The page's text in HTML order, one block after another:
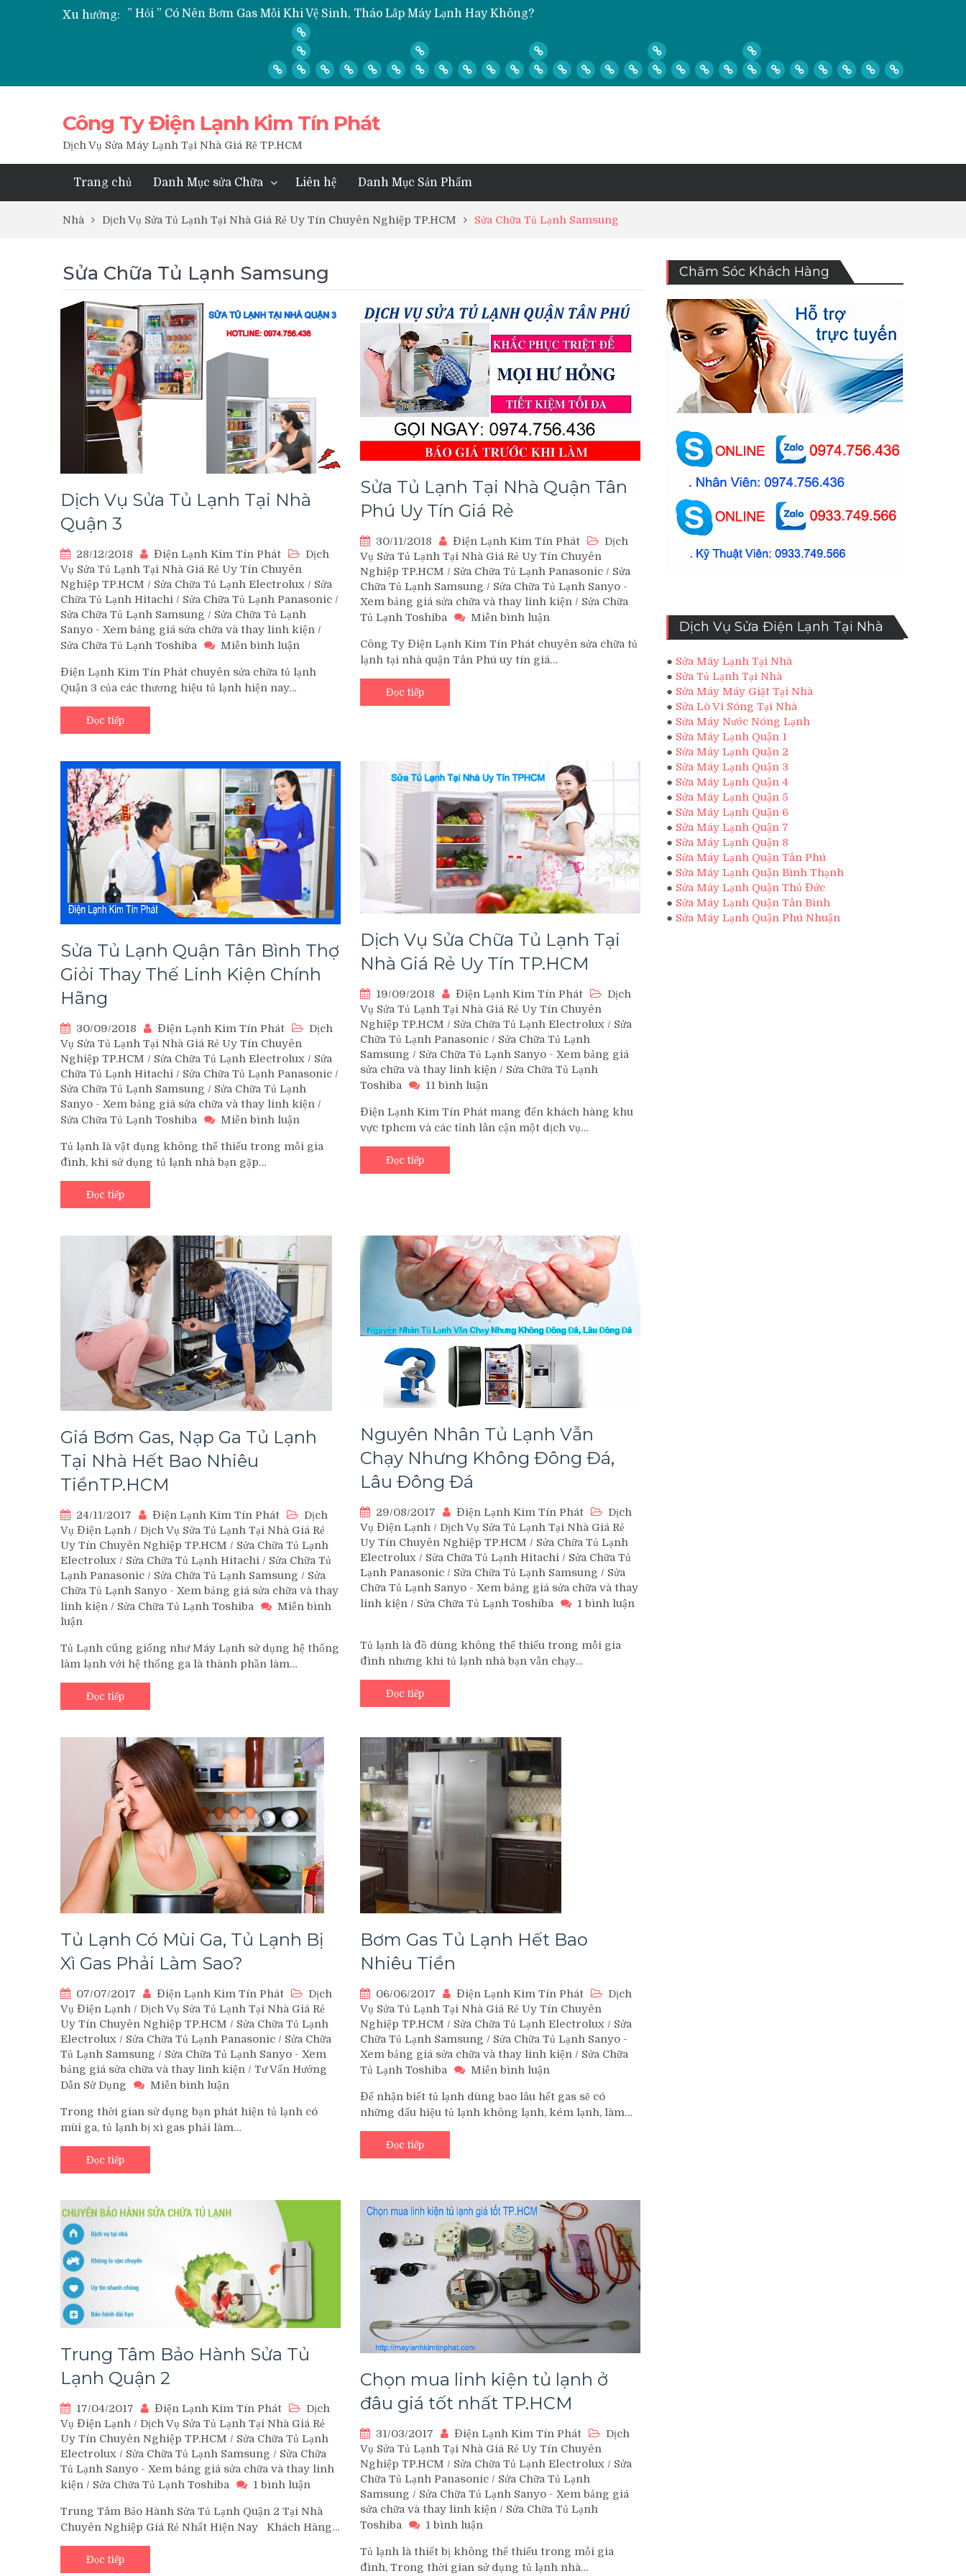
Xu hướng:
Nạp Gas, Thay Gas, Bơm Gas Máy Lạnh Quận Thủ Đức
Dịch Vụ Sửa Tủ Lạnh Tại Nhà Quận 3
Công Ty Điện Lạnh Kim Tín Phát
Dịch Vụ Sửa Máy Lạnh Tại Nhà Giá Rẽ TP.HCM
Trang chủ Danh Mục sửa Chữa Liên hệ Danh Mục Sản Phẩm
Nhà Dịch Vụ Sửa Tủ Lạnh Tại Nhà Giá Rẻ Uy Tín Chuyên Nghiệp TP.HCM Sửa Chữa Tủ Lạnh Samsung
Sửa Chữa Tủ Lạnh Samsung
Dịch Vụ Sửa Tủ Lạnh Tại Nhà
Quận 3
28/12/2018 Điện Lạnh Kim Tín Phát
Dịch
Vụ Sửa Tủ Lạnh Tại Nhà Giá Rẻ Uy Tín Chuyên
Nghiệp TP.HCM / Sửa Chữa Tủ Lạnh Electrolux / Sửa
Chữa Tủ Lạnh Hitachi / Sửa Chữa Tủ Lạnh Panasonic /
Sửa Chữa Tủ Lạnh Samsung / Sửa Chữa Tủ Lạnh
Sanyo - Xem bảng giá sửa chữa và thay linh kiện /
Sửa Chữa Tủ Lạnh Toshiba
Miễn bình luận
Vụ
Quận
3
Điện Lạnh Kim Tín Phát chuyên sửa chữa tủ lạnh
Quận 3 của các thương hiệu tủ lạnh hiện nay…
Đọc tiếp
Sửa Tủ Lạnh Tại Nhà Quận Tân
Phú Uy Tín Giá Rẻ
30/11/2018 Điện Lạnh Kim Tín Phát
Dịch
Vụ Sửa Tủ Lạnh Tại Nhà Giá Rẻ Uy Tín Chuyên
Nghiệp TP.HCM / Sửa Chữa Tủ Lạnh Panasonic / Sửa
Chữa Tủ Lạnh Samsung / Sửa Chữa Tủ Lạnh Sanyo -
Xem bảng giá sửa chữa và thay linh kiện / Sửa Chữa
Tủ Lạnh Toshiba
Miễn bình luận
Tủ
Lạnh
Tín
Giá
Rẻ
Công Ty Điện Lạnh Kim Tín Phát chuyên sửa chữa tủ
lạnh tại nhà quận Tân Phú uy tín giá…
Đọc tiếp
Sửa Tủ Lạnh Quận Tân Bình Thợ
Giỏi Thay Thế Linh Kiện Chính
Hãng
30/09/2018 Điện Lạnh Kim Tín Phát
Dịch
Vụ Sửa Tủ Lạnh Tại Nhà Giá Rẻ Uy Tín Chuyên
Nghiệp TP.HCM / Sửa Chữa Tủ Lạnh Electrolux / Sửa
Chữa Tủ Lạnh Hitachi / Sửa Chữa Tủ Lạnh Panasonic /
Sửa Chữa Tủ Lạnh Samsung / Sửa Chữa Tủ Lạnh
Sanyo - Xem bảng giá sửa chữa và thay linh kiện /
Sửa Chữa Tủ Lạnh Toshiba
Miễn bình luận
Tủ
Giỏi
Thế
Linh
Chính
Hãng
Tủ lạnh là vật dụng không thể thiếu trong mỗi gia
đình, khi sử dụng tủ lạnh nhà bạn gặp…
Đọc tiếp
Dịch Vụ Sửa Chữa Tủ Lạnh Tại
Nhà Giá Rẻ Uy Tín TP.HCM
19/09/2018 Điện Lạnh Kim Tín Phát
Dịch
Vụ Sửa Tủ Lạnh Tại Nhà Giá Rẻ Uy Tín Chuyên
Nghiệp TP.HCM / Sửa Chữa Tủ Lạnh Electrolux / Sửa
Chữa Tủ Lạnh Panasonic / Sửa Chữa Tủ Lạnh
Samsung / Sửa Chữa Tủ Lạnh Sanyo - Xem bảng giá
sửa chữa và thay linh kiện / Sửa Chữa Tủ Lạnh
Toshiba
11 bình luận
Vụ
Sửa
Rẻ
Uy
Tín
TP.HCM
Điện Lạnh Kim Tín Phát mang đến khách hàng khu
vực tphcm và các tỉnh lân cận một dịch vụ…
Đọc tiếp
Giá Bơm Gas, Nạp Ga Tủ Lạnh
Tại Nhà Hết Bao Nhiêu
TiềnTP.HCM
24/11/2017 Điện Lạnh Kim Tín Phát
Dịch
Vụ Điện Lạnh / Dịch Vụ Sửa Tủ Lạnh Tại Nhà Giá Rẻ
Uy Tín Chuyên Nghiệp TP.HCM / Sửa Chữa Tủ Lạnh
Electrolux / Sửa Chữa Tủ Lạnh Hitachi / Sửa Chữa Tủ
Lạnh Panasonic / Sửa Chữa Tủ Lạnh Samsung / Sửa
Chữa Tủ Lạnh Sanyo - Xem bảng giá sửa chữa và thay
linh kiện / Sửa Chữa Tủ Lạnh Toshiba
Miễn bình
luận
Bơm
Gas,
Nạp
Ga
Tủ
Nhiêu
TiềnTP.HCM
Tủ Lạnh cũng giống như Máy Lạnh sử dụng hệ thống
làm lạnh với hệ thống ga là thành phần làm…
Đọc tiếp
Nguyên Nhân Tủ Lạnh Vẫn
Chạy Nhưng Không Đông Đá,
Lâu Đông Đá
29/08/2017 Điện Lạnh Kim Tín Phát
Dịch
Vụ Điện Lạnh / Dịch Vụ Sửa Tủ Lạnh Tại Nhà Giá Rẻ
Uy Tín Chuyên Nghiệp TP.HCM / Sửa Chữa Tủ Lạnh
Electrolux / Sửa Chữa Tủ Lạnh Hitachi / Sửa Chữa Tủ
Lạnh Panasonic / Sửa Chữa Tủ Lạnh Samsung / Sửa
Chữa Tủ Lạnh Sanyo - Xem bảng giá sửa chữa và thay
linh kiện / Sửa Chữa Tủ Lạnh Toshiba
1 bình luận
Nhân
Tủ
Lạnh
Chạy
Không
Đông
Đá,
Lâu
Đông
Đá
Tủ lạnh là đồ dùng không thể thiếu trong mỗi gia
đình nhưng khi tủ lạnh nhà bạn vẫn chạy…
Đọc tiếp
Tủ Lạnh Có Mùi Ga, Tủ Lạnh Bị
Xì Gas Phải Làm Sao?
07/07/2017 Điện Lạnh Kim Tín Phát
Dịch
Vụ Điện Lạnh / Dịch Vụ Sửa Tủ Lạnh Tại Nhà Giá Rẻ
Uy Tín Chuyên Nghiệp TP.HCM / Sửa Chữa Tủ Lạnh
Electrolux / Sửa Chữa Tủ Lạnh Panasonic / Sửa Chữa
Tủ Lạnh Samsung / Sửa Chữa Tủ Lạnh Sanyo - Xem
bảng giá sửa chữa và thay linh kiện / Tư Vấn Hướng
Dẫn Sử Dụng
Miễn bình luận
Lạnh
Có
Xì
Làm
Sao?
Trong thời gian sử dụng bạn phát hiện tủ lạnh có
mùi ga, tủ lạnh bị xì gas phải làm…
Đọc tiếp
Bơm Gas Tủ Lạnh Hết Bao
Nhiêu Tiền
06/06/2017 Điện Lạnh Kim Tín Phát
Dịch
Vụ Sửa Tủ Lạnh Tại Nhà Giá Rẻ Uy Tín Chuyên
Nghiệp TP.HCM / Sửa Chữa Tủ Lạnh Electrolux / Sửa
Chữa Tủ Lạnh Samsung / Sửa Chữa Tủ Lạnh Sanyo -
Xem bảng giá sửa chữa và thay linh kiện / Sửa Chữa
Tủ Lạnh Toshiba
Miễn bình luận
Gas
Tủ
Để nhận biết tủ lạnh dùng bao lâu hết gas sẽ có
những dấu hiệu tủ lạnh không lạnh, kém lạnh, làm…
Đọc tiếp
Trung Tâm Bảo Hành Sửa Tủ
Lạnh Quận 2
17/04/2017 Điện Lạnh Kim Tín Phát
Dịch
Vụ Điện Lạnh / Dịch Vụ Sửa Tủ Lạnh Tại Nhà Giá Rẻ
Uy Tín Chuyên Nghiệp TP.HCM / Sửa Chữa Tủ Lạnh
Electrolux / Sửa Chữa Tủ Lạnh Samsung / Sửa Chữa
Tủ Lạnh Sanyo - Xem bảng giá sửa chữa và thay linh
kiện / Sửa Chữa Tủ Lạnh Toshiba 1 bình luận
Tâm
Bảo
Trung Tâm Bảo Hành Sửa Tủ Lạnh Quận 2 Tại Nhà
Chuyên Nghiệp Giá Rẻ Nhất Hiện Nay Khách Hàng…
Đọc tiếp
Chọn mua linh kiện tủ lạnh ở
đâu giá tốt nhất TP.HCM
31/03/2017 Điện Lạnh Kim Tín Phát
Dịch
Vụ Sửa Tủ Lạnh Tại Nhà Giá Rẻ Uy Tín Chuyên
Nghiệp TP.HCM / Sửa Chữa Tủ Lạnh Electrolux / Sửa
Chữa Tủ Lạnh Panasonic / Sửa Chữa Tủ Lạnh
Samsung / Sửa Chữa Tủ Lạnh Sanyo - Xem bảng giá
sửa chữa và thay linh kiện / Sửa Chữa Tủ Lạnh
Toshiba
1 bình luận
mua
linh
Tủ lạnh là thiết bị không thể thiếu trong mỗi gia
đình, Trong thời gian sử dụng tủ lạnh nhà…
Chăm Sóc Khách Hàng
Dịch Vụ Sửa Điện Lạnh Tại Nhà
● Sửa Máy Lạnh Tại Nhà
● Sửa Tủ Lạnh Tại Nhà
● Sửa Máy Máy Giặt Tại Nhà
● Sửa Lò Vi Sóng Tại Nhà
● Sửa Máy Nước Nóng Lạnh
● Sửa Máy Lạnh Quận 1
● Sửa Máy Lạnh Quận 2
● Sửa Máy Lạnh Quận 3
● Sửa Máy Lạnh Quận 4
● Sửa Máy Lạnh Quận 5
● Sửa Máy Lạnh Quận 6
● Sửa Máy Lạnh Quận 7
● Sửa Máy Lạnh Quận 8
● Sửa Máy Lạnh Quận Tân Phú
● Sửa Máy Lạnh Quận Bình Thạnh
● Sửa Máy Lạnh Quận Thủ Đức
● Sửa Máy Lạnh Quận Tân Bình
● Sửa Máy Lạnh Quận Phú Nhuận